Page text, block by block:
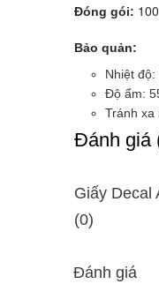
Đóng gói:
Bảo quản:
Nhiệt độ:
Độ ẩm:
Tránh xa
Ðánh giá
Giấy Decal
(0)
Đánh giá